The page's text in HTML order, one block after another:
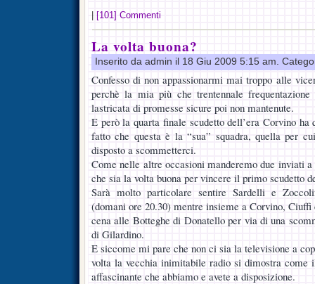
[101] Commenti
La volta buona?
Inserito da admin il 18 Giu 2009 5:15 am.
Confesso di non appassionarmi mai troppo alle
perchè la mia più che trentennale
lastricata di promesse sicure poi non mantenute.
E però la quarta finale scudetto dell’era Corvino
fatto che questa è la “sua” squadra, quella per
disposto a scommetterci.
Come nelle altre occasioni manderemo due inviati
che sia la volta buona per vincere il primo scudetto
Sarà molto particolare sentire Sardelli e
(domani ore 20.30) mentre insieme a Corvino,
cena alle Botteghe di Donatello per via di una
di Gilardino.
E siccome mi pare che non ci sia la televisione a
volta la vecchia inimitabile radio si dimostra come
affascinante che abbiamo e avete a disposizione.